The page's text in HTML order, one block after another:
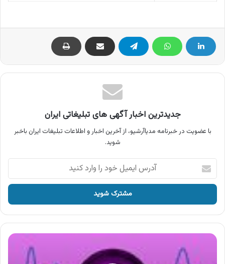
جدیدترین اخبار آگهی های تبلیغاتی ایران
با عضویت در خبرنامه مدیاآرشیو، از آخرین اخبار و اطلاعات تبلیغات ایران باخبر
شوید.
آدرس
ایمیل
خود
وارد
کنید
آگهی